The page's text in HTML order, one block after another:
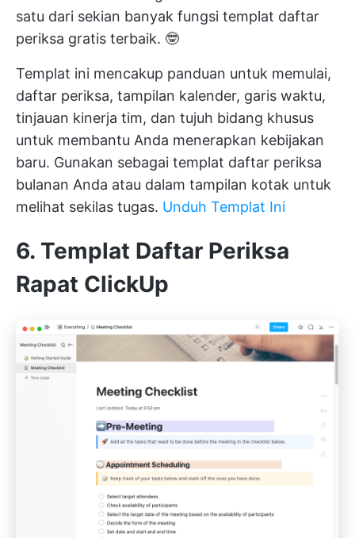
satu dari sekian banyak fungsi templat daftar
periksa gratis terbaik. 🤓
Templat ini mencakup panduan untuk memulai,
daftar periksa, tampilan kalender, garis waktu,
tinjauan kinerja tim, dan tujuh bidang khusus
untuk membantu Anda menerapkan kebijakan
baru. Gunakan sebagai templat daftar periksa
bulanan Anda atau dalam tampilan kotak untuk
melihat sekilas tugas. Unduh Templat Ini
6. Templat Daftar Periksa
Rapat ClickUp